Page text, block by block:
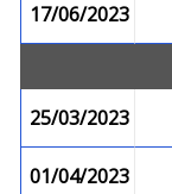
17/06/2023
25/03/2023
01/04/2023